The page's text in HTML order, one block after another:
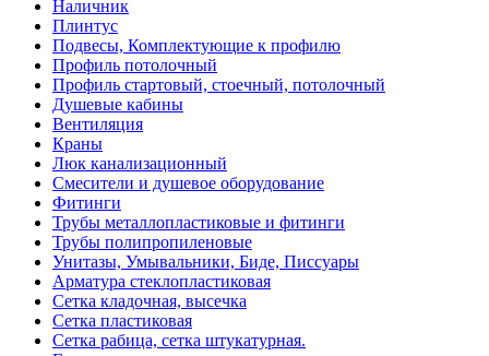
Наличник
Плинтус
Подвесы, Комплектующие к профилю
Профиль потолочный
Профиль стартовый, стоечный, потолочный
Душевые кабины
Вентиляция
Краны
Люк канализационный
Смесители и душевое оборудование
Фитинги
Трубы металлопластиковые и фитинги
Трубы полипропиленовые
Унитазы, Умывальники, Биде, Писсуары
Арматура стеклопластиковая
Сетка кладочная, высечка
Сетка пластиковая
Сетка рабица, сетка штукатурная.